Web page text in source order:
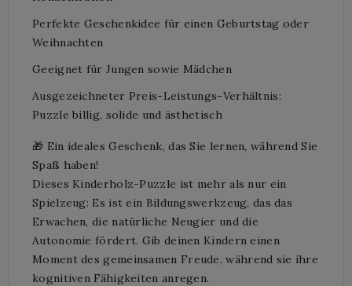
Perfekte Geschenkidee für einen Geburtstag oder
Weihnachten
Geeignet für Jungen sowie Mädchen
Ausgezeichneter Preis-Leistungs-Verhältnis:
Puzzle billig, solide und ästhetisch
🎁 Ein ideales Geschenk, das Sie lernen, während Sie
Spaß haben!
Dieses Kinderholz-Puzzle ist mehr als nur ein
Spielzeug: Es ist ein Bildungswerkzeug, das das
Erwachen, die natürliche Neugier und die
Autonomie fördert. Gib deinen Kindern einen
Moment des gemeinsamen Freude, während sie ihre
kognitiven Fähigkeiten anregen.